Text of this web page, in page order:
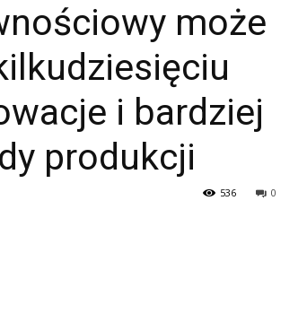
może
i bardziej
produkcji
0
536